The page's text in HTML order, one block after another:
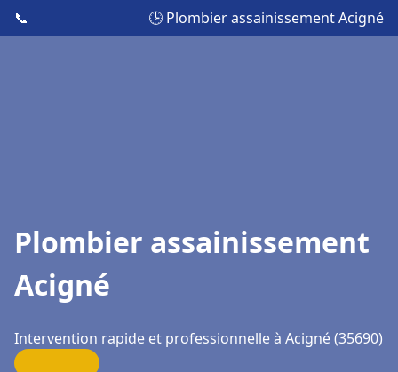
📞 🕒 Plombier assainissement Acigné
Plombier assainissement
Acigné
Intervention rapide et professionnelle à Acigné (35690)